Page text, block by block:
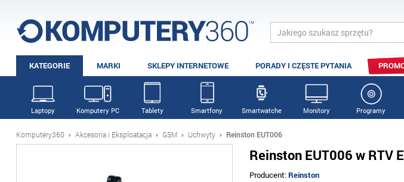
KATEGORIE MARKI SKLEPY INTERNETOWE PORADY I CZĘSTE PYTANIA
Laptopy Komputery PC Tablety Smartfony Smartwatche Monitory Programy
Komputery360 › Akcesoria i Eksploatacja › GSM › Uchwyty › Reinston EUT006
Reinston EUT006 w RTV
Producent:Reinston